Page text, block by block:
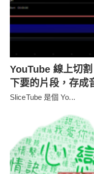
YouTube 線上切
下要的片段，存成
SliceTube 是個 Yo...